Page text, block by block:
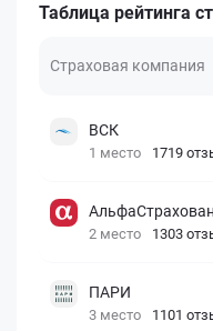
Таблица рейтинга
Страховая компания
ВСК
1 место 1719
2 место 1303
ПАРИ
3 место 1101